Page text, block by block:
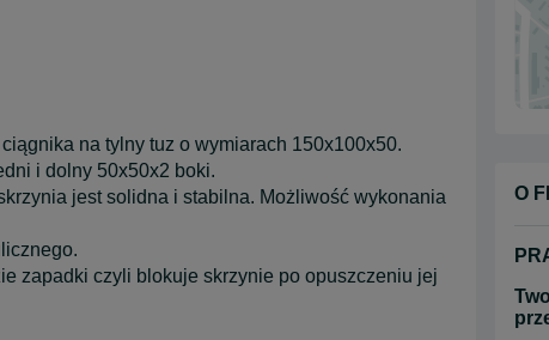
na tylny tuz o wymiarach 150x100x50.
i dolny 50x50x2 boki.
jest solidna i stabilna. Możliwość wykonania
zapadki czyli blokuje skrzynie po opuszczeniu jej
O